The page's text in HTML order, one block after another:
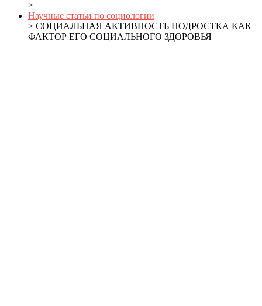
>
Научные статьи по социологии
> СОЦИАЛЬНАЯ АКТИВНОСТЬ ПОДРОСТКА КАК
ФАКТОР ЕГО СОЦИАЛЬНОГО ЗДОРОВЬЯ